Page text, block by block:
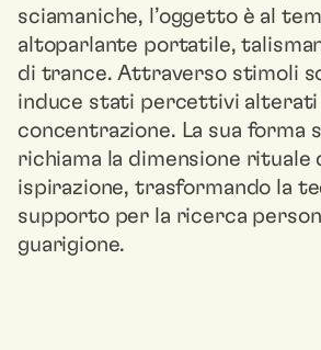
sciamaniche, l’oggetto è al
altoparlante portatile,
di trance. Attraverso stimoli
induce stati percettivi alterati
concentrazione. La sua forma
richiama la dimensione rituale
ispirazione, trasformando la
supporto per la ricerca
guarigione.